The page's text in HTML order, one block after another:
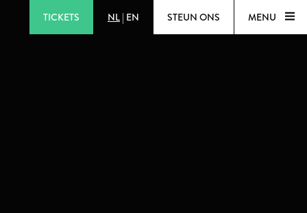
TICKETS NL | EN STEUN ONS MENU